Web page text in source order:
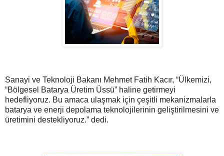
Sanayi ve Teknoloji Bakanı Mehmet Fatih Kacır, “Ülkemizi,
“Bölgesel Batarya Üretim Üssü” haline getirmeyi
hedefliyoruz. Bu amaca ulaşmak için çeşitli mekanizmalarla
batarya ve enerji depolama teknolojilerinin geliştirilmesini ve
üretimini destekliyoruz.” dedi.